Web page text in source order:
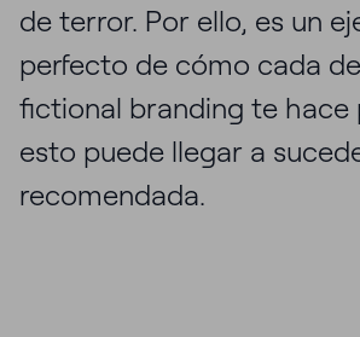
de terror. Por ello, es un
perfecto de cómo cada
fictional branding te hace
esto puede llegar a
recomendada.